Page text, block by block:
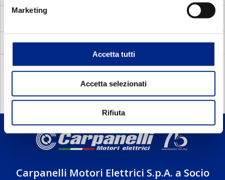
Marketing
Accetta tutti
Accetta selezionati
Rifiuta
Motori Elettrici Vettoriali carcassa standard
DOCUMENTAZIONE
Carpanelli Motori Elettrici S.p.A. a Socio